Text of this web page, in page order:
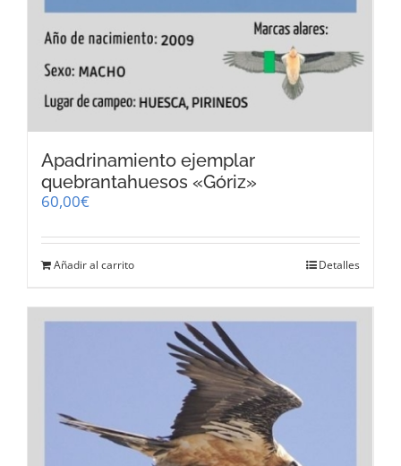
Apadrinamiento ejemplar
quebrantahuesos «Góriz»
60,00€
Añadir al carrito Detalles